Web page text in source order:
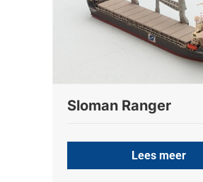
Sloman Ranger
Lees meer